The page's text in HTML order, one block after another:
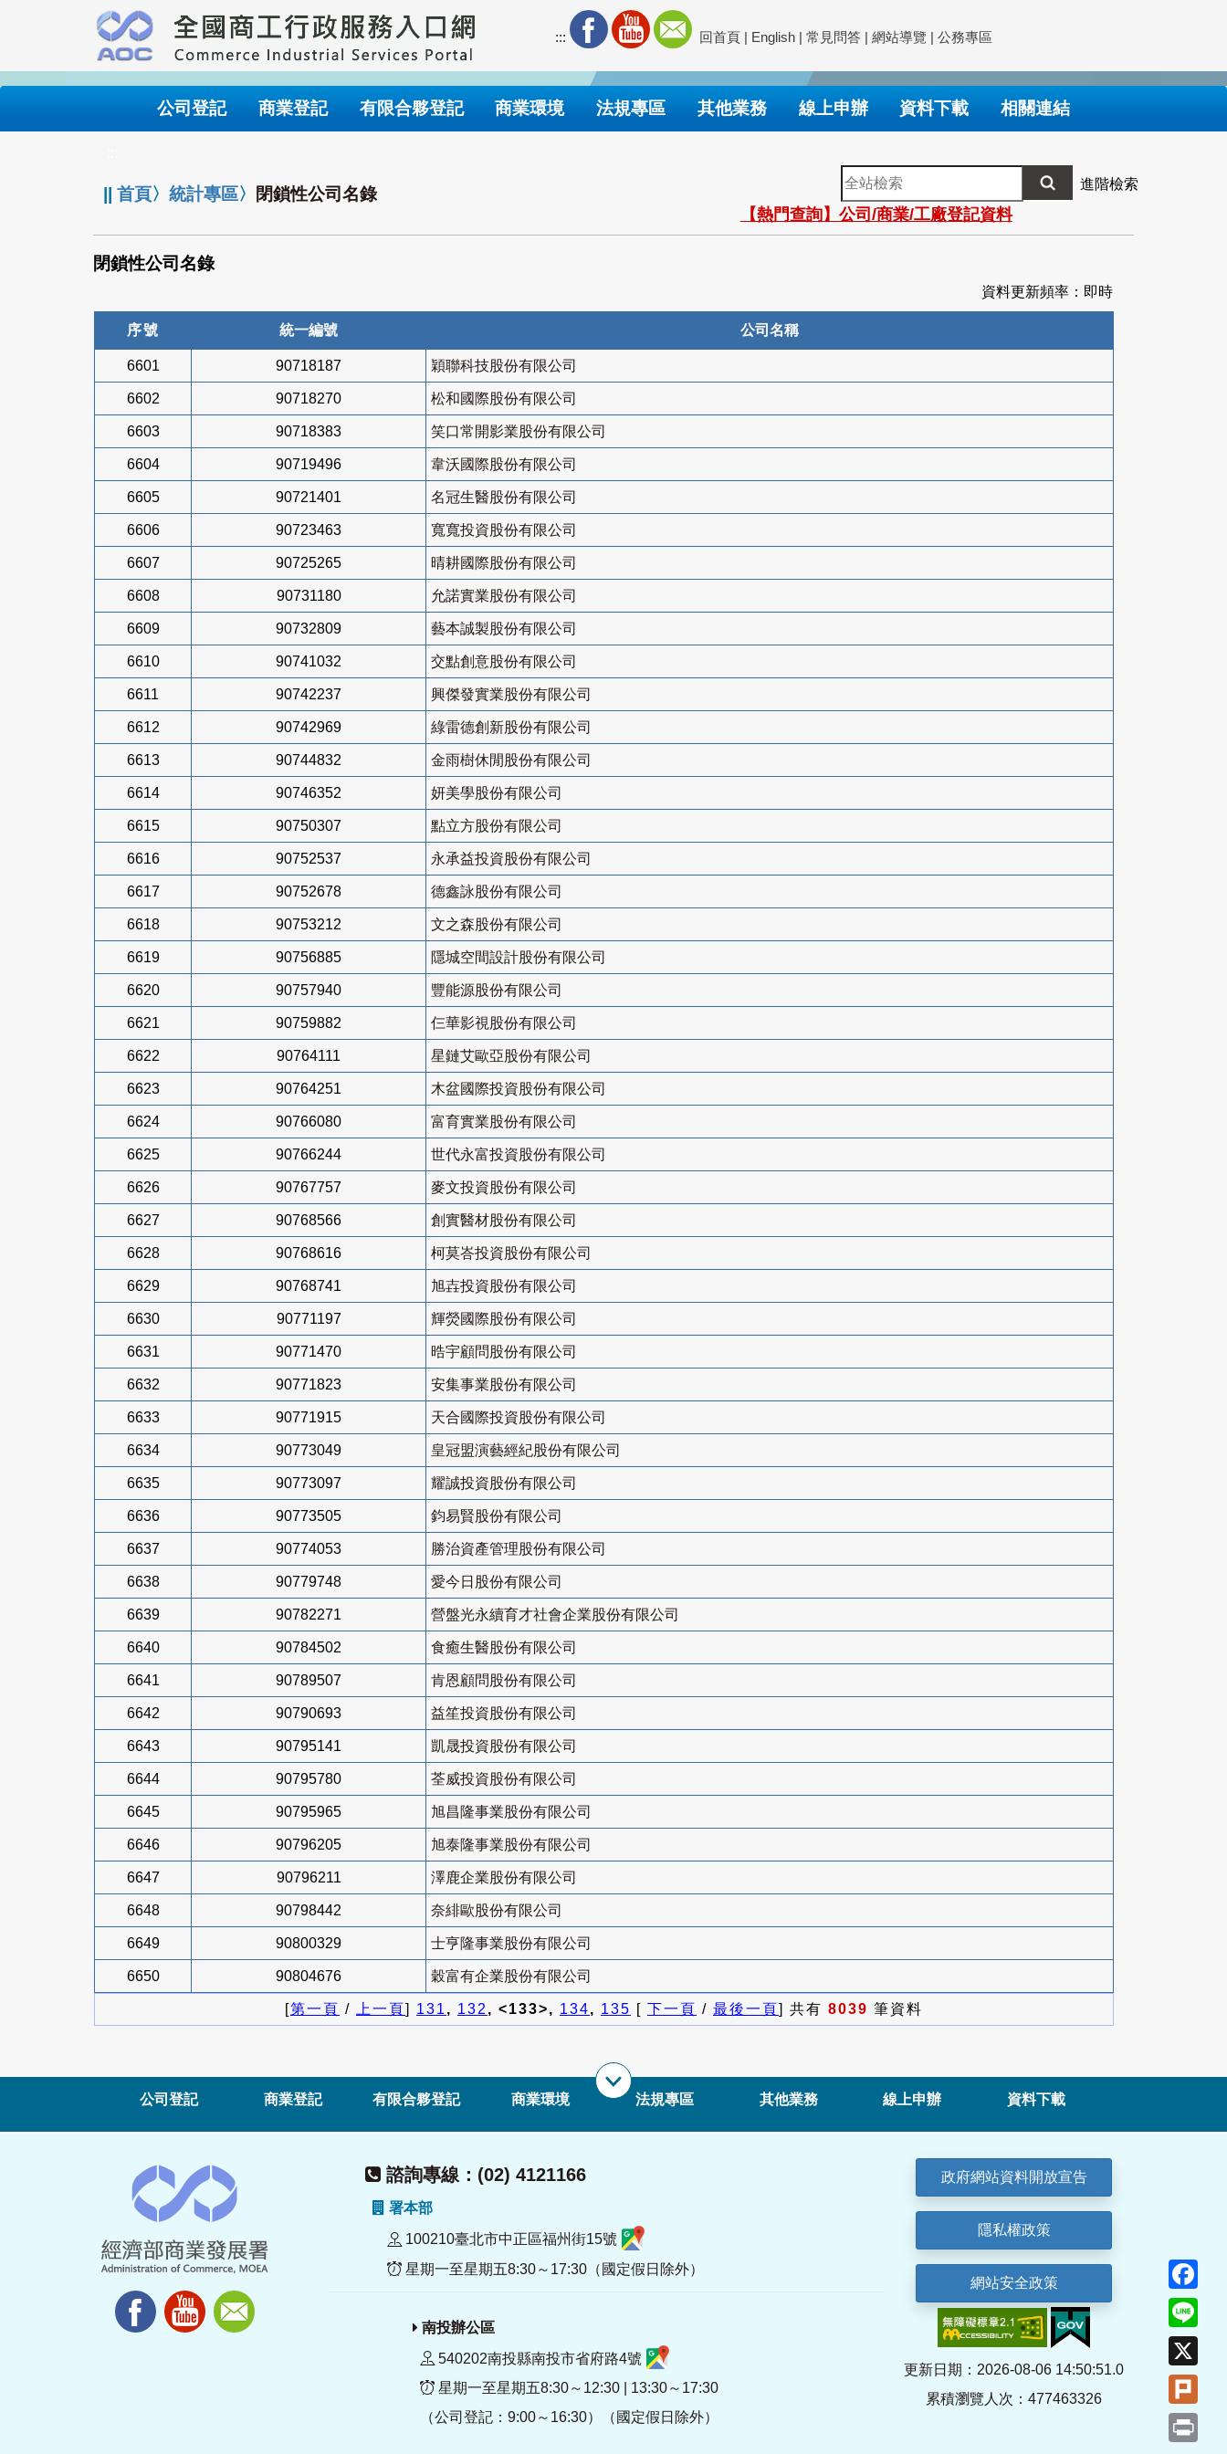
要
內
::: 回首頁 | English | 常見問答 | 網站導覽 | 公務專區
公司登記 商業登記 有限合夥登記 商業環境 法規專區 其他業務 線上申辦 資料下載 相關連結
||首頁〉統計專區〉 閉鎖性公司名錄
全
站
檢
索
進階檢索
【熱門查詢】公司/商業/工廠登記資料
閉鎖性公司名錄
資料更新頻率：即時
序號 統一編號 公司名稱
6601 90718187 穎聯科技股份有限公司
6602 90718270 松和國際股份有限公司
6603 90718383 笑口常開影業股份有限公司
6604 90719496 韋沃國際股份有限公司
6605 90721401 名冠生醫股份有限公司
6606 90723463 寬寬投資股份有限公司
6607 90725265 晴耕國際股份有限公司
6608 90731180 允諾實業股份有限公司
6609 90732809 藝本誠製股份有限公司
6610 90741032 交點創意股份有限公司
6611 90742237 興傑發實業股份有限公司
6612 90742969 綠雷德創新股份有限公司
6613 90744832 金雨樹休閒股份有限公司
6614 90746352 妍美學股份有限公司
6615 90750307 點立方股份有限公司
6616 90752537 永承益投資股份有限公司
6617 90752678 德鑫詠股份有限公司
6618 90753212 文之森股份有限公司
6619 90756885 隱城空間設計股份有限公司
6620 90757940 豐能源股份有限公司
6621 90759882 仨華影視股份有限公司
6622 90764111 星鏈艾歐亞股份有限公司
6623 90764251 木盆國際投資股份有限公司
6624 90766080 富育實業股份有限公司
6625 90766244 世代永富投資股份有限公司
6626 90767757 麥文投資股份有限公司
6627 90768566 創實醫材股份有限公司
6628 90768616 柯莫峇投資股份有限公司
6629 90768741 旭壵投資股份有限公司
6630 90771197 輝熒國際股份有限公司
6631 90771470 晧宇顧問股份有限公司
6632 90771823 安集事業股份有限公司
6633 90771915 天合國際投資股份有限公司
6634 90773049 皇冠盟演藝經紀股份有限公司
6635 90773097 耀誠投資股份有限公司
6636 90773505 鈞易賢股份有限公司
6637 90774053 勝治資產管理股份有限公司
6638 90779748 愛今日股份有限公司
6639 90782271 營盤光永續育才社會企業股份有限公司
6640 90784502 食癒生醫股份有限公司
6641 90789507 肯恩顧問股份有限公司
6642 90790693 益笙投資股份有限公司
6643 90795141 凱晟投資股份有限公司
6644 90795780 荃威投資股份有限公司
6645 90795965 旭昌隆事業股份有限公司
6646 90796205 旭泰隆事業股份有限公司
6647 90796211 澤鹿企業股份有限公司
6648 90798442 奈緋歐股份有限公司
6649 90800329 士亨隆事業股份有限公司
6650 90804676 穀富有企業股份有限公司
[第一頁 / 上一頁] 131, 132, <133>, 134, 135 [ 下一頁 / 最後一頁] 共有 8039 筆資料
公司登記 商業登記 有限合夥登記 商業環境 法規專區 其他業務 線上申辦 資料下載
諮詢專線：(02) 4121166
署本部
100210臺北市中正區福州街15號
星期一至星期五8:30～17:30（國定假日除外）
南投辦公區
540202南投縣南投市省府路4號
星期一至星期五8:30～12:30 | 13:30～17:30
（公司登記：9:00～16:30）（國定假日除外）
政府網站資料開放宣告
隱私權政策
網站安全政策
更新日期：2026-08-06 14:50:51.0
累積瀏覽人次：477463326